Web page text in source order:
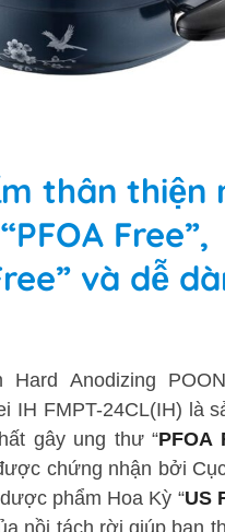
thân thiện
Free”,
và dễ
Anodizing
IH FMPT-24CL(IH) là
gây ung thư “PFOA
chứng nhận bởi
phẩm Hoa Kỳ “US